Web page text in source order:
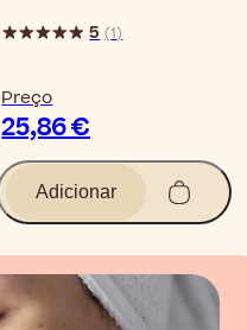
5 (1)
Preço
25,86 €
Adicionar